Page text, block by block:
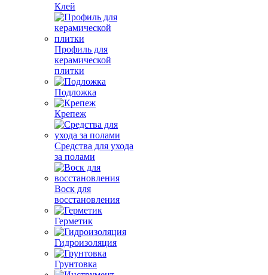
Клей
Профиль для
керамической
плитки
Подложка
Крепеж
Средства для ухода
за полами
Воск для
восстановления
Герметик
Гидроизоляция
Грунтовка